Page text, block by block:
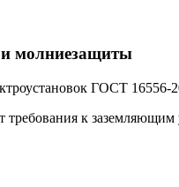
и молниезащиты
ГОСТ 16556-
требования к